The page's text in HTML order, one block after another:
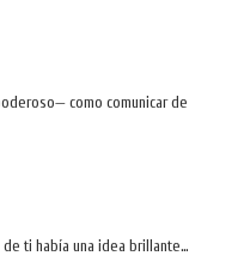
como comunicar de
ti había una idea brillante…